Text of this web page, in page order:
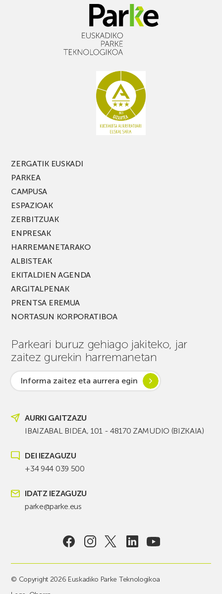
ZERGATIK EUSKADI
PARKEA
CAMPUSA
ESPAZIOAK
ZERBITZUAK
ENPRESAK
HARREMANETARAKO
ALBISTEAK
EKITALDIEN AGENDA
ARGITALPENAK
PRENTSA EREMUA
NORTASUN KORPORATIBOA
Parkeari buruz gehiago jakiteko, jar
zaitez gurekin harremanetan
Informa zaitez eta aurrera egin
AURKI GAITZAZU
IBAIZABAL BIDEA, 101 - 48170 ZAMUDIO (BIZKAIA)
DEI IEZAGUZU
+34 944 039 500
IDATZ IEZAGUZU
parke@parke.eus
© Copyright 2026 Euskadiko Parke Teknologikoa